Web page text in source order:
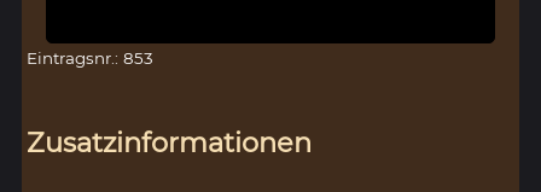
Eintragsnr.: 853
Zusatzinformationen